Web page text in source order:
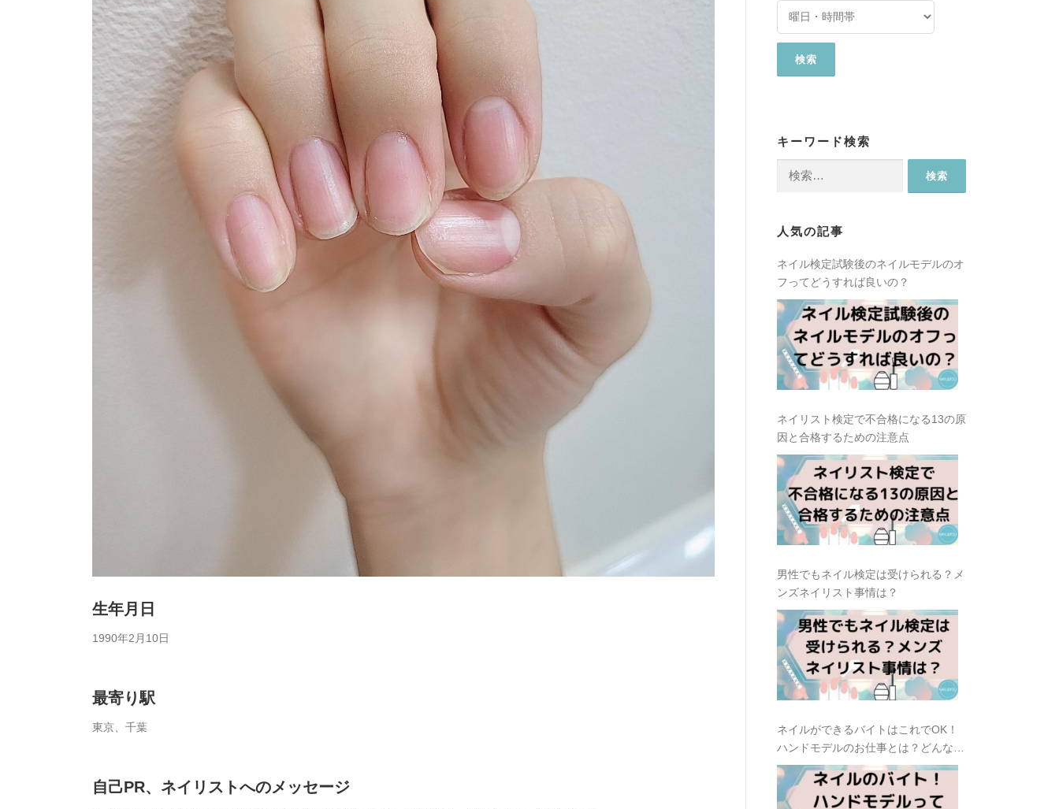
生年月日
1990年2月10日
最寄り駅
東京、千葉
自己PR、ネイリストへのメッセージ
キーワード検索
人気の記事
ネイル検定試験後のネイルモデルのオ
フってどうすれば良いの？
ネイリスト検定で不合格になる13の原
因と合格するための注意点
男性でもネイル検定は受けられる？メ
ンズネイリスト事情は？
ネイルができるバイトはこれでOK！
ハンドモデルのお仕事とは？どんな種
類があるの？